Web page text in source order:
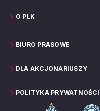
O PLK
BIURO PRASOWE
DLA AKCJONARIUSZY
POLITYKA PRYWATNOŚCI